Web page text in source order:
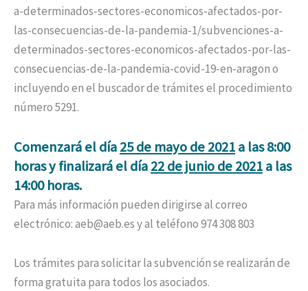
a-determinados-sectores-economicos-afectados-por-
las-consecuencias-de-la-pandemia-1/subvenciones-a-
determinados-sectores-economicos-afectados-por-las-
consecuencias-de-la-pandemia-covid-19-en-aragon o
incluyendo en el buscador de trámites el procedimiento
número 5291.
Comenzará el día25 de mayo de 2021a las 8:00
horas y finalizará el día22 de junio de 2021a las
14:00 horas.
Para más información pueden dirigirse al correo
electrónico: aeb@aeb.es y al teléfono 974 308 803
Los trámites para solicitar la subvención se realizarán de
forma gratuita para todos los asociados.